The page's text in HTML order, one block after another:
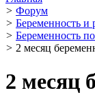
> Форум
> Беременность и
> Беременность
> 2 месяц
2 месяц